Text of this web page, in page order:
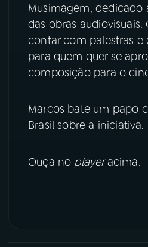
08 FESTIVAL DE MÚSICA
ACOMPANHE A RÁDIO NACIONAL
Instagram
Musimagem, dedicado
das obras audiovisuais.
contar com palestras e
para quem quer se
composição para o
Marcos bate um papo
Brasil sobre a iniciativa.
Ouça no playeracima.